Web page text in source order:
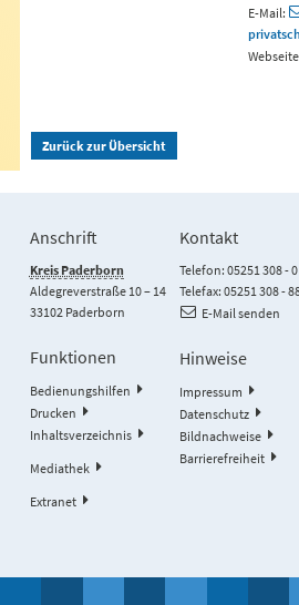
E-Mail:
Zurück zur Übersicht
Anschrift
Kreis Paderborn
Aldegreverstraße 10 – 14
33102 Paderborn
Kontakt
Telefon: 05251 308 - 0
Telefax: 05251 308 -
E-Mail senden
Funktionen
Bedienungshilfen
Drucken
Inhaltsverzeichnis
Mediathek
Extranet
Hinweise
Impressum
Datenschutz
Bildnachweise
Barrierefreiheit